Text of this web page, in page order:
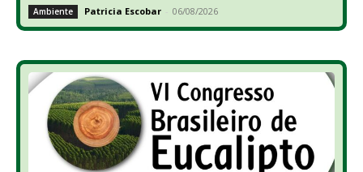
Ambiente Patricia Escobar - 06/08/2026